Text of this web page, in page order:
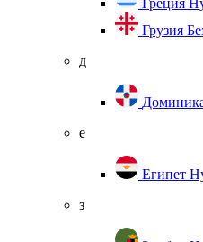
Греция
Грузия
д
е
Египет
з